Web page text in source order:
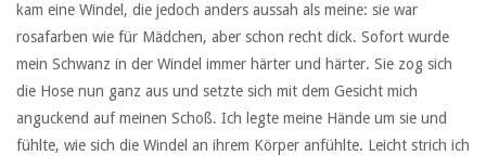
kam eine Windel, die jedoch anders aussah als meine: sie war
rosafarben wie für Mädchen, aber schon recht dick. Sofort wurde
mein Schwanz in der Windel immer härter und härter. Sie zog sich
die Hose nun ganz aus und setzte sich mit dem Gesicht mich
anguckend auf meinen Schoß. Ich legte meine Hände um sie und
fühlte, wie sich die Windel an ihrem Körper anfühlte. Leicht strich ich